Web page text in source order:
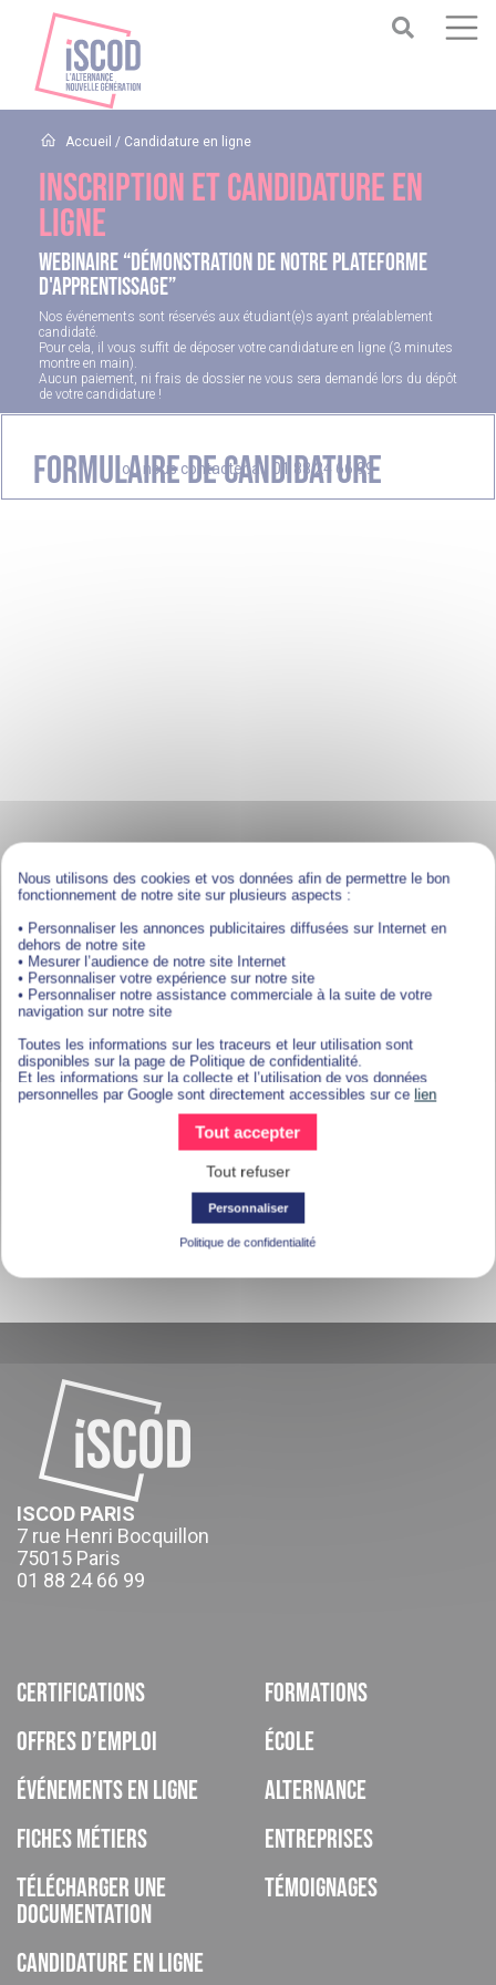
Accueil / Candidature en ligne
Inscription et candidature en
ligne
WEBINAIRE “Démonstration de notre plateforme
d'apprentissage”
Nos événements sont réservés aux étudiant(e)s ayant préalablement
candidaté.
Pour cela, il vous suffit de déposer votre candidature en ligne (3 minutes
montre en main).
Aucun paiement, ni frais de dossier ne vous sera demandé lors du dépôt
de votre candidature !
Formulaire de candidature
ou nous contacter au 01 88 24 66 99
ISCOD PARIS
7 rue Henri Bocquillon
75015 Paris
01 88 24 66 99
Formations
École
Alternance
Entreprises
Témoignages
Certifications
Offres d’emploi
Événements en ligne
Fiches métiers
Télécharger une
documentation
Candidature en ligne
Nous utilisons des cookies et vos données afin de permettre le bon
fonctionnement de notre site sur plusieurs aspects :
• Personnaliser les annonces publicitaires diffusées sur Internet en
dehors de notre site
• Mesurer l’audience de notre site Internet
• Personnaliser votre expérience sur notre site
• Personnaliser notre assistance commerciale à la suite de votre
navigation sur notre site
Toutes les informations sur les traceurs et leur utilisation sont
disponibles sur la page de Politique de confidentialité.
Et les informations sur la collecte et l’utilisation de vos données
personnelles par Google sont directement accessibles sur ce lien
Tout accepter
Tout refuser
Personnaliser
Politique de confidentialité